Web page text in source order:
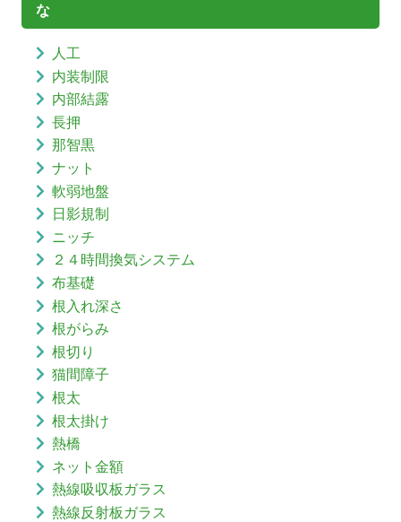
な
人工
内装制限
内部結露
長押
那智黒
ナット
軟弱地盤
日影規制
ニッチ
２４時間換気システム
布基礎
根入れ深さ
根がらみ
根切り
猫間障子
根太
根太掛け
熱橋
ネット金額
熱線吸収板ガラス
熱線反射板ガラス